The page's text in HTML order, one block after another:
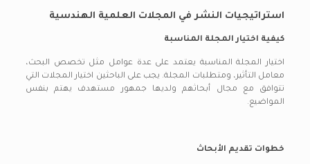
استراتيجيات النشر في المجلات العلمية الهندسية
كيفية اختيار المجلة المناسبة
اختيار المجلة المناسبة يعتمد على عدة عوامل مثل تخصص البحث،
معامل التأثير، ومتطلبات المجلة. يجب على الباحثين اختيار المجلات التي
تتوافق مع مجال أبحاثهم ولديها جمهور مستهدف يهتم بنفس
المواضيع.
خطوات تقديم الأبحاث